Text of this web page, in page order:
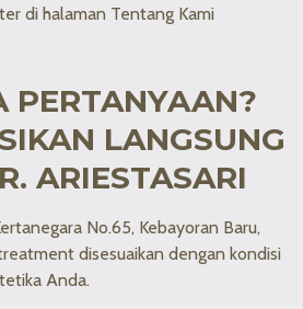
di halaman Tentang Kami
PERTANYAAN?
LANGSUNG
ARIESTASARI
No.65, Kebayoran Baru,
disesuaikan dengan kondisi
Anda.